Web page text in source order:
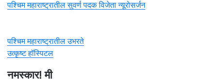
पश्चिम महाराष्ट्रातील सुवर्ण पदक विजेता न्यूरोसर्जन
पश्चिम महाराष्ट्रातील उभरते
उत्कृष्ट हॉस्पिटल
नमस्कार! मी